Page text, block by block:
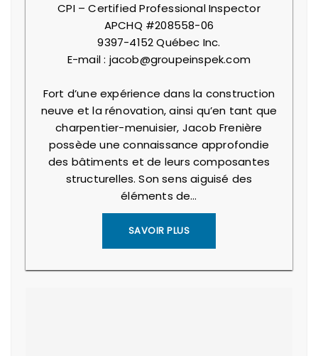
CPI – Certified Professional Inspector
APCHQ #208558-06
9397-4152 Québec Inc.
E-mail : jacob@groupeinspek.com
Fort d’une expérience dans la construction
neuve et la rénovation, ainsi qu’en tant que
charpentier-menuisier, Jacob Frenière
possède une connaissance approfondie
des bâtiments et de leurs composantes
structurelles. Son sens aiguisé des
éléments de…
SAVOIR PLUS